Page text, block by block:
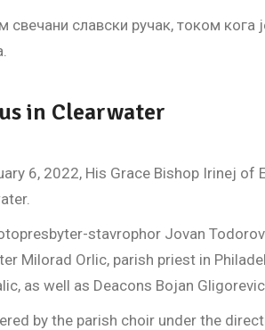
свечани славски ручак, током
in Clearwater
6, 2022, His Grace Bishop Irinej
stavrophor Jovan
Milorad Orlic, parish priest in
as well as Deacons Bojan
by the parish choir under the